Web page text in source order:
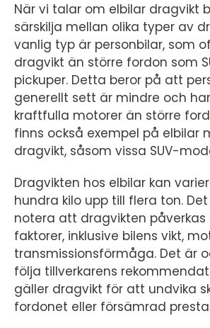
När vi talar om elbilar dragvikt
särskilja mellan olika typer av
vanlig typ är personbilar, som
dragvikt än större fordon som
pickuper. Detta beror på att
generellt sett är mindre och
kraftfulla motorer än större
finns också exempel på elbilar
dragvikt, såsom vissa SUV-
Dragvikten hos elbilar kan
hundra kilo upp till flera ton.
notera att dragvikten
faktorer, inklusive bilens vikt,
transmissionsförmåga. Det är
följa tillverkarens
gäller dragvikt för att undvika
fordonet eller försämrad